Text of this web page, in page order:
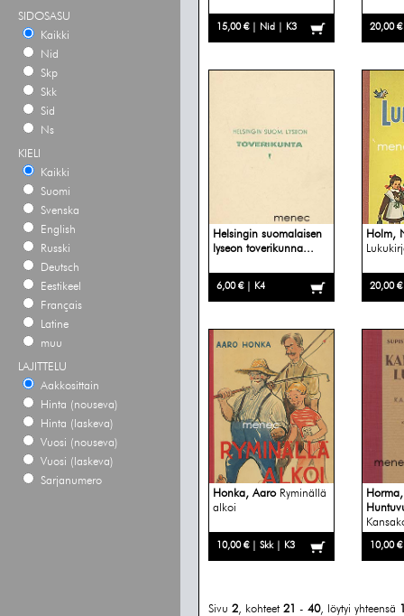
SIDOSASU
Kaikki
Nid
Skp
Skk
Sid
Ns
KIELI
Kaikki
Suomi
Svenska
English
Russki
Deutsch
Eestikeel
Français
Latine
muu
LAJITTELU
Aakkosittain
Hinta (nouseva)
Hinta (laskeva)
Vuosi (nouseva)
Vuosi (laskeva)
Sarjanumero
15,00 € | Nid | K3 20,00
Helsingin suomalaisen
lyseon toverikunna...
6,00 € | K4
Holm,
20,00
Honka, Aaro Ryminällä
alkoi
10,00 € | Skk | K3 10,00
Sivu 2, kohteet 21 - 40, löytyi yhteensä